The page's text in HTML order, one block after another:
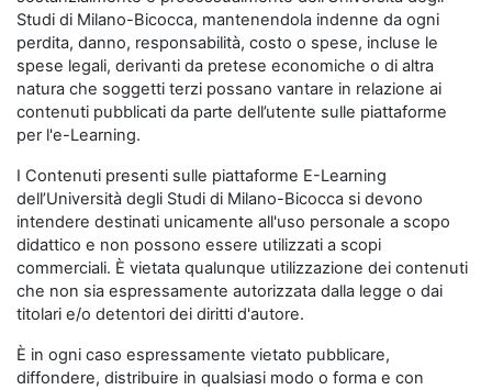
Studi di Milano-Bicocca, mantenendola indenne da ogni
perdita, danno, responsabilità, costo o spese, incluse le
spese legali, derivanti da pretese economiche o di altra
natura che soggetti terzi possano vantare in relazione ai
contenuti pubblicati da parte dell’utente sulle piattaforme
per l'e-Learning.
I Contenuti presenti sulle piattaforme E-Learning
dell’Università degli Studi di Milano-Bicocca si devono
intendere destinati unicamente all'uso personale a scopo
didattico e non possono essere utilizzati a scopi
commerciali. È vietata qualunque utilizzazione dei contenuti
che non sia espressamente autorizzata dalla legge o dai
titolari e/o detentori dei diritti d'autore.
È in ogni caso espressamente vietato pubblicare,
diffondere, distribuire in qualsiasi modo o forma e con